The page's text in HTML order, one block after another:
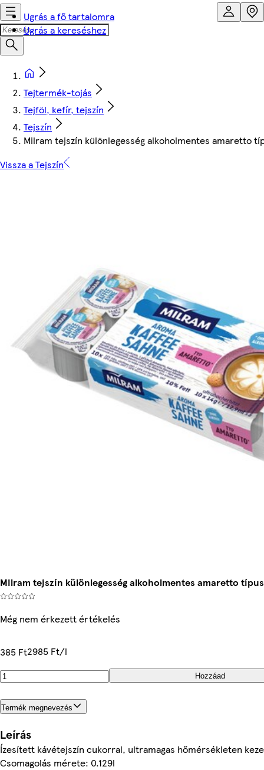
Ugrás a fő tartalomra
Ugrás a kereséshez
Tejtermék-tojás
Tejföl, kefír, tejszín
Tejszín
Milram tejszín különlegesség alkoholmentes amaretto
Vissza a Tejszín
Milram tejszín különlegesség alkoholmentes amaretto
Még nem érkezett értékelés
385 Ft2985 Ft/l
Hozzáad
Termék megnevezés
Leírás
Ízesített kávétejszín cukorral, ultramagas hőmérsékleten
Csomagolás mérete: 0.129l